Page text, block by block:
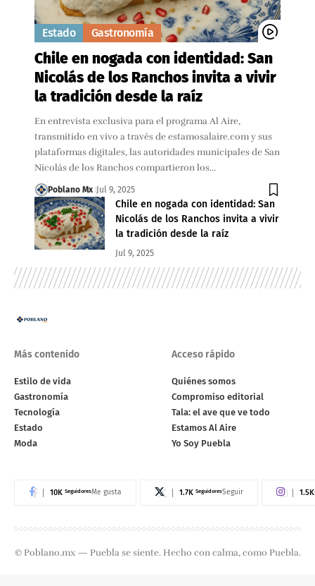
Estado Gastronomía
Chile en nogada con identidad: San
Nicolás de los Ranchos invita a vivir
la tradición desde la raíz
En entrevista exclusiva para el programa Al Aire,
transmitido en vivo a través de estamosalaire.com y sus
plataformas digitales, las autoridades municipales de San
Nicolás de los Ranchos compartieron los…
Poblano Mx Jul 9, 2025
Chile en nogada con identidad: San
Nicolás de los Ranchos invita a vivir
la tradición desde la raíz
Jul 9, 2025
Más contenido
Estilo de vida
Gastronomía
Tecnología
Estado
Moda
Acceso rápido
Quiénes somos
Compromiso editorial
Tala: el ave que ve todo
Estamos Al Aire
Yo Soy Puebla
10K SeguidoresMe gusta 1.7K SeguidoresSeguir 1.5K
© Poblano.mx — Puebla se siente. Hecho con calma, como Puebla.